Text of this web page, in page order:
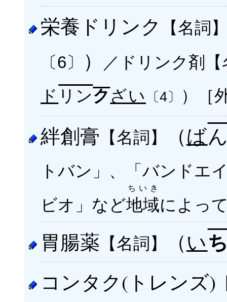
栄養ドリンク 【名詞
〔6〕 ）
／ドリンク剤
ド リンクざい 〔4〕 ）
絆創膏 【名詞】 （ば
トバン」、「バンドエ
ビオ」など地域
ちいき
によっ
胃腸薬 【名詞】 （い
コンタク(トレンズ)